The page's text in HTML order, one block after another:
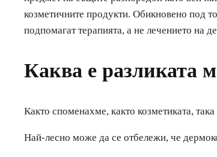
козметичните продукти. Обикновено под
подпомагат терапията, а не лечението на
Каква е разликата
Както споменахме, както козметиката,
Най-лесно може да се отбележи, че